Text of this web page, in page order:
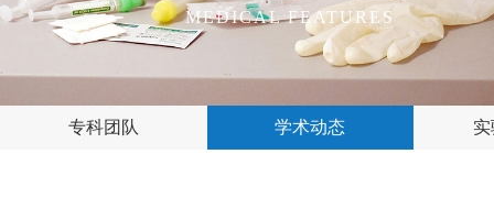
MEDICAL FEATURES
专科团队 学术动态